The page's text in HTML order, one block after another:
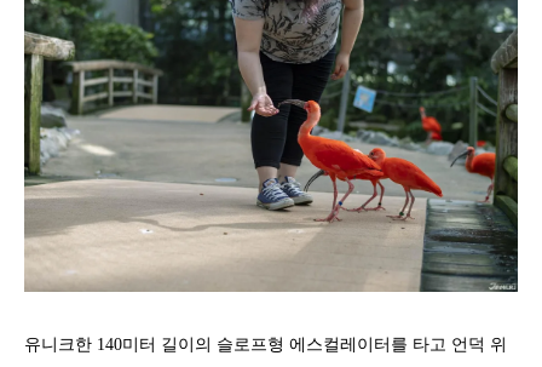
유니크한 140미터 길이의 슬로프형 에스컬레이터를 타고 언덕 위